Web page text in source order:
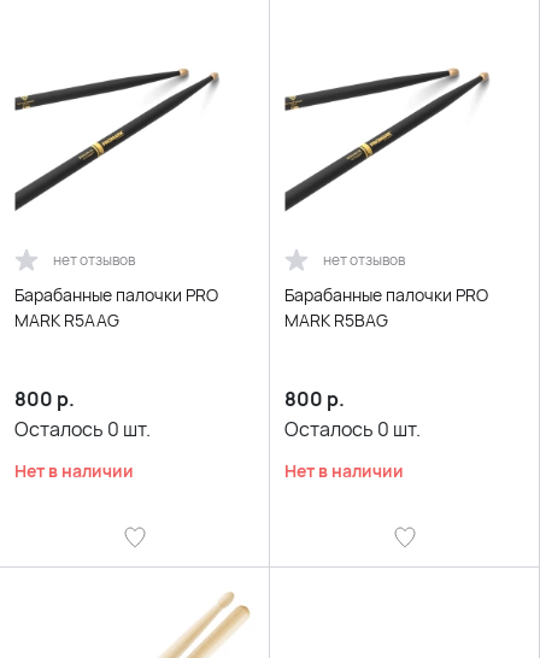
нет отзывов
Барабанные палочки PRO
MARK R5AAG
800 р.
Осталось 0 шт.
Нет в наличии
нет отзывов
Барабанные палочки PRO
MARK R5BAG
800 р.
Осталось 0 шт.
Нет в наличии